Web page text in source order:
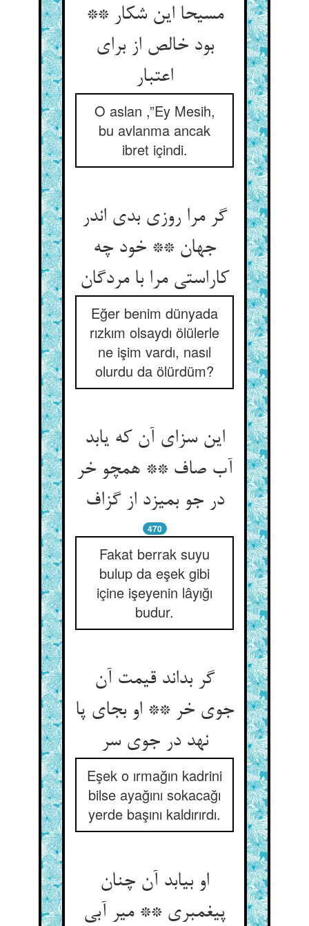
مسیحا این شکار **
بود خالص از برای
اعتبار
O aslan ,”Ey Mesih,
bu avlanma ancak
ibret içindi.
گر مرا روزی بدی اندر
جهان ** خود چه
کاراستی مرا با مردگان‏
Eğer benim dünyada
rızkım olsaydı ölülerle
ne işim vardı, nasıl
olurdu da ölürdüm?
این سزای آن که یابد
آب صاف ** همچو خر
در جو بمیزد از گزاف‏
470
Fakat berrak suyu
bulup da eşek gibi
içine işeyenin lâyığı
budur.
گر بداند قیمت آن
جوی خر ** او بجای پا
نهد در جوی سر
Eşek o ırmağın kadrini
bilse ayağını sokacağı
yerde başını kaldırırdı.
او بیابد آن چنان
پیغمبری ** میر آبی